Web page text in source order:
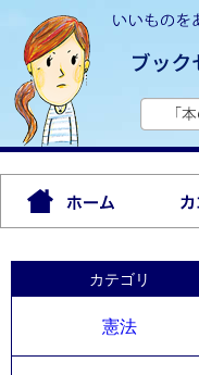
カテゴリ
憲法